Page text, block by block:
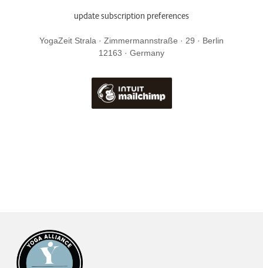
update subscription preferences
YogaZeit Strala · Zimmermannstraße · 29 · Berlin
12163 · Germany